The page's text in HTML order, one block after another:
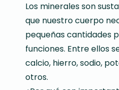
Los minerales son
que nuestro cuerpo
pequeñas cantidades
funciones. Entre ellos
calcio, hierro, sodio,
otros.